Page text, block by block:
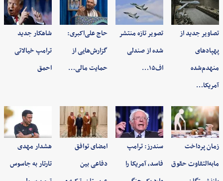
تصاویر جدید از
پهپادهای
منهدم‌شده
آمریکا…
تصویر تازه منتشر
شده از صندلی
اف۱۵…
حاج علی‌اکبری:
گزارش‌هایی از
حمایت مالی…
شاهکار جدید
ترامپ خیالاتی
احمق
زمان پرداخت
مابه‌التفاوت حقوق
سندرز: ترامپ
فاسد، آمریکا را
امضای توافق
دفاعی بین
هشدار مهدی
تارتار به جاسوس